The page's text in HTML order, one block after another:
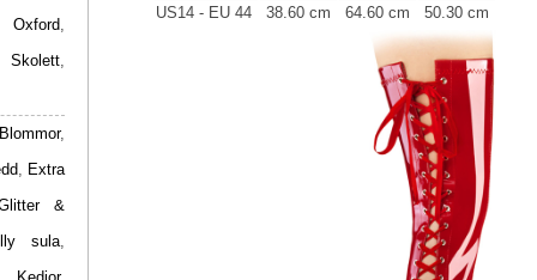
US14 - EU 44
38.60 cm 64.60 cm 50.30 cm
Oxford,
Skolett,
Blommor,
, Extra
&
sula,